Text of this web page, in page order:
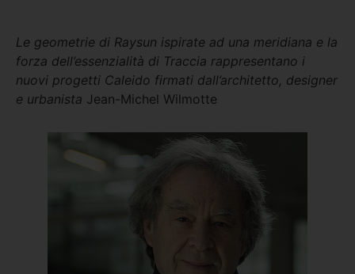
Le geometrie di Raysun ispirate ad una meridiana e la
forza dell’essenzialità di Traccia rappresentano i
nuovi progetti Caleido firmati dall’architetto, designer
e urbanista Jean-Michel Wilmotte